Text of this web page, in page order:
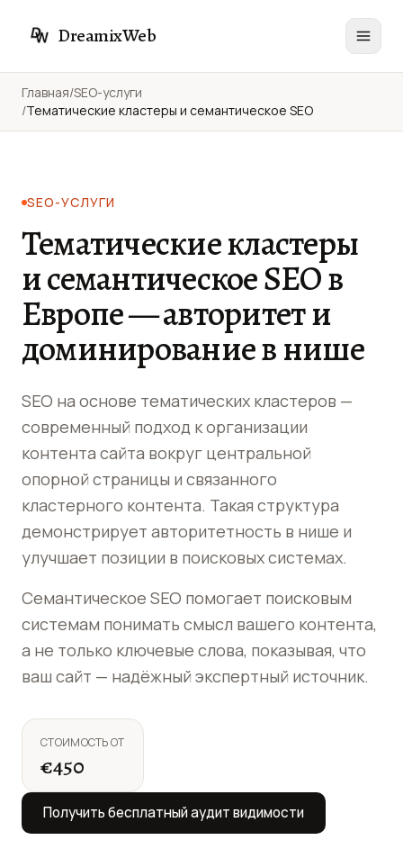
DreamixWeb
Главная/SEO-услуги
/Тематические кластеры и семантическое SEO
SEO-УСЛУГИ
Тематические кластеры
и семантическое SEO в
Европе — авторитет и
доминирование в нише
SEO на основе тематических кластеров —
современный подход к организации
контента сайта вокруг центральной
опорной страницы и связанного
кластерного контента. Такая структура
демонстрирует авторитетность в нише и
улучшает позиции в поисковых системах.
Семантическое SEO помогает поисковым
системам понимать смысл вашего контента,
а не только ключевые слова, показывая, что
ваш сайт — надёжный экспертный источник.
СТОИМОСТЬ ОТ
€450
Получить бесплатный аудит видимости